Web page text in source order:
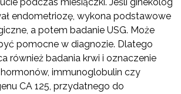
endometriozę, wykona podstawowe
a potem badanie USG. Może
pomocne w diagnozie. Dlatego
również badania krwi i oznaczenie
immunoglobulin czy
CA 125, przydatnego do